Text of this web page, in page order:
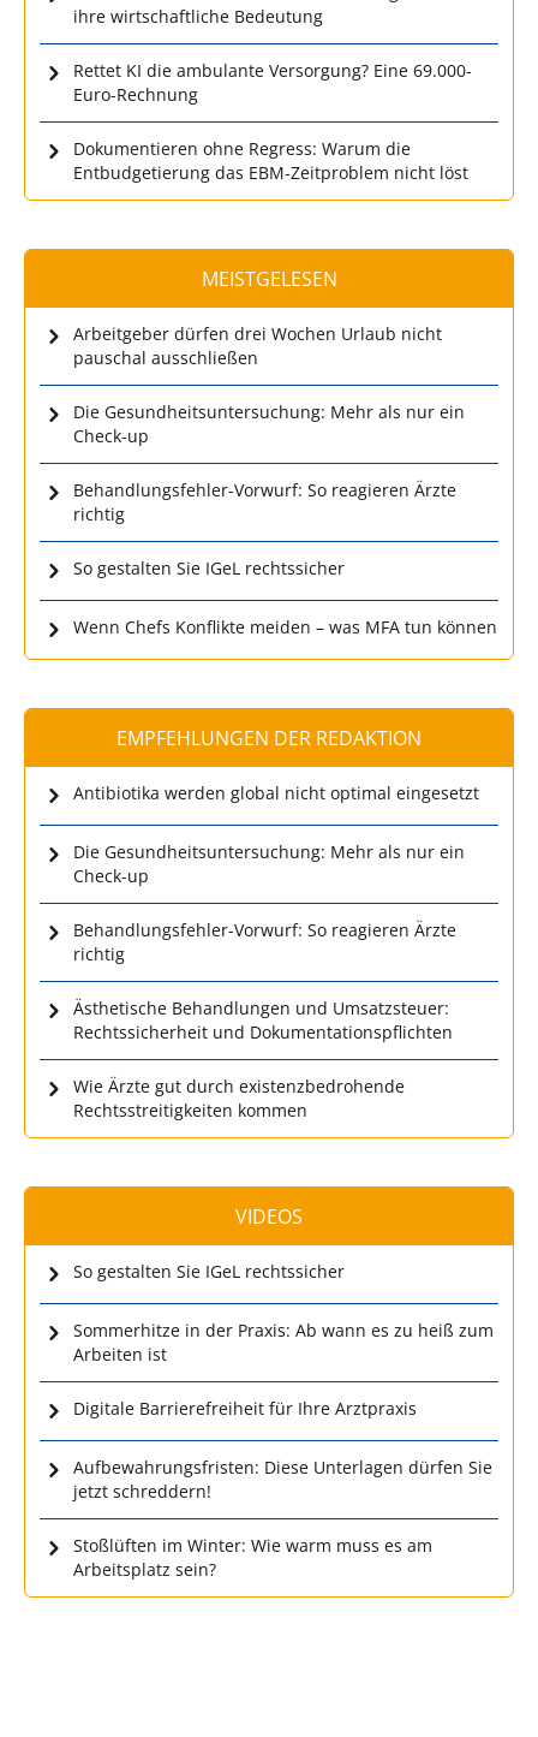
ihre wirtschaftliche Bedeutung
Rettet KI die ambulante Versorgung? Eine 69.000-
Euro-Rechnung
Dokumentieren ohne Regress: Warum die
Entbudgetierung das EBM-Zeitproblem nicht löst
MEISTGELESEN
Arbeitgeber dürfen drei Wochen Urlaub nicht
pauschal ausschließen
Die Gesundheitsuntersuchung: Mehr als nur ein
Check-up
Behandlungsfehler-Vorwurf: So reagieren Ärzte
richtig
So gestalten Sie IGeL rechtssicher
Wenn Chefs Konflikte meiden – was MFA tun können
EMPFEHLUNGEN DER REDAKTION
Antibiotika werden global nicht optimal eingesetzt
Die Gesundheitsuntersuchung: Mehr als nur ein
Check-up
Behandlungsfehler-Vorwurf: So reagieren Ärzte
richtig
Ästhetische Behandlungen und Umsatzsteuer:
Rechtssicherheit und Dokumentationspflichten
Wie Ärzte gut durch existenzbedrohende
Rechtsstreitigkeiten kommen
VIDEOS
So gestalten Sie IGeL rechtssicher
Sommerhitze in der Praxis: Ab wann es zu heiß zum
Arbeiten ist
Digitale Barrierefreiheit für Ihre Arztpraxis
Aufbewahrungsfristen: Diese Unterlagen dürfen Sie
jetzt schreddern!
Stoßlüften im Winter: Wie warm muss es am
Arbeitsplatz sein?